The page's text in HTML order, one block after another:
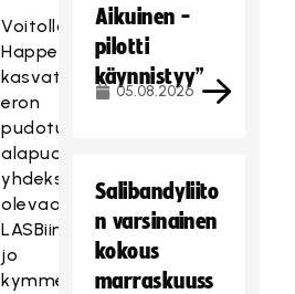
Voitollaan
Happee
kasvatti
eron
pudotuspeliviivan
alapuolella
yhdeksäntenä
olevaan
LASBiin
jo
kymmeneen
Aikuinen -
pilotti
käynnistyy”
05.08.2026
Salibandyliito
n varsinainen
kokous
marraskuuss